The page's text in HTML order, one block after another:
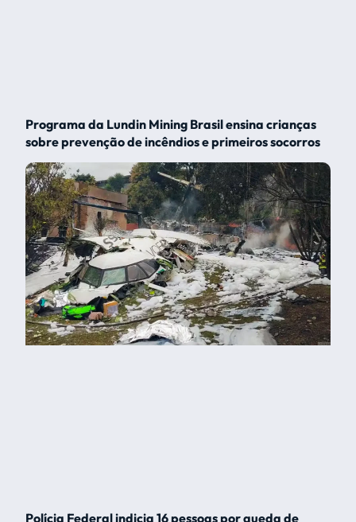
Programa da Lundin Mining Brasil ensina crianças
sobre prevenção de incêndios e primeiros socorros
Polícia Federal indicia 16 pessoas por queda de